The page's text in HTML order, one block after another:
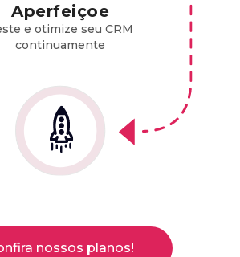
Aperfeiçoe
e otimize seu CRM
continuamente
nossos planos!